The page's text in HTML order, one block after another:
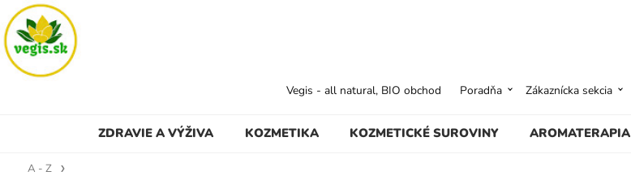
ZDRAVIE A VÝŽIVA KOZMETIKA KOZMETICKÉ SUROVINY AROMATERAPIA
Vegis - all natural, BIO obchod Poradňa Zákaznícka sekcia
A - Z